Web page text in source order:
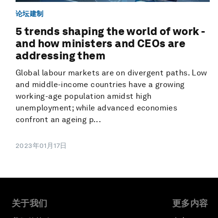
论坛建制
5 trends shaping the world of work -
and how ministers and CEOs are
addressing them
Global labour markets are on divergent paths. Low
and middle-income countries have a growing
working-age population amidst high
unemployment; while advanced economies
confront an ageing p...
2023年01月17日
关于我们 更多内容